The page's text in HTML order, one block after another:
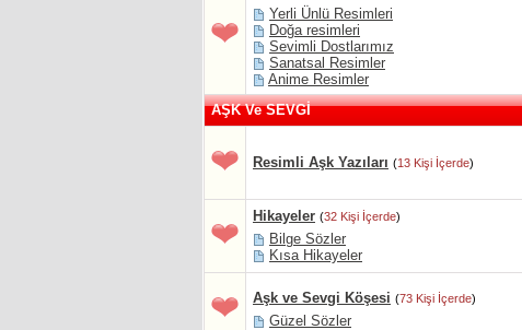
Yerli Ünlü Resimleri
Doğa resimleri
Sevimli Dostlarımız
Sanatsal Resimler
Anime Resimler
AŞK Ve SEVGİ
Resimli Aşk Yazıları (13 Kişi İçerde)
Hikayeler (32 Kişi İçerde)
Bilge Sözler
Kısa Hikayeler
Aşk ve Sevgi Köşesi (73 Kişi İçerde)
Güzel Sözler